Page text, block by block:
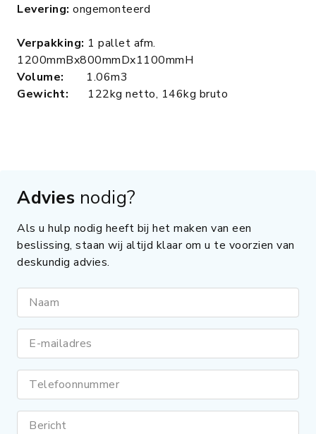
Levering: ongemonteerd
Verpakking: 1 pallet afm.
1200mmBx800mmDx1100mmH
Volume: 1.06m3
Gewicht: 122kg netto, 146kg bruto
Advies nodig?
Als u hulp nodig heeft bij het maken van een
beslissing, staan wij altijd klaar om u te voorzien van
deskundig advies.
Naam
E-mailadres
Telefoonnummer
Bericht